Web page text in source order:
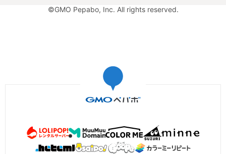
©GMO Pepabo, Inc. All rights reserved.